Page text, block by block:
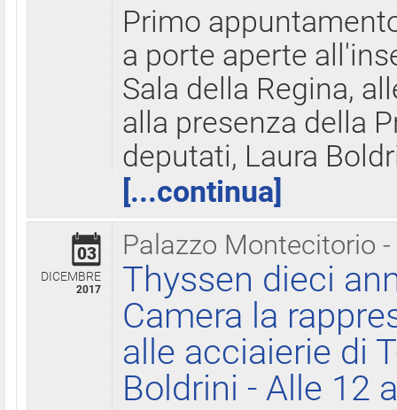
Primo
a porte aperte
Sala della Regina,
alla presenza della
deputati, Laura
[...continua]
Palazzo Montecitorio
03
DICEMBRE
2017
Thyssen dieci
Camera la
alle acciaierie di
Boldrini - Alle 12